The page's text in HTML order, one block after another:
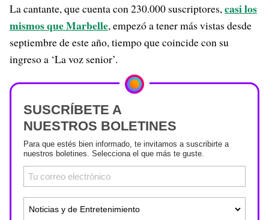
La cantante, que cuenta con 230.000 suscriptores,casi los
mismos que Marbelle, empezó a tener más vistas desde
septiembre de este año, tiempo que coincide con su
ingreso a ‘La voz senior’.
SUSCRÍBETE A
NUESTROS BOLETINES
Para que estés bien informado, te invitamos a suscribirte a
nuestros boletines. Selecciona el que más te guste.